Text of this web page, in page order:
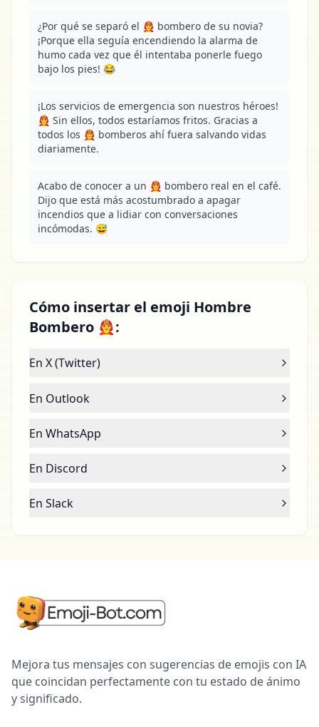
¿Por qué se separó el 👨‍🚒 bombero de su novia?
¡Porque ella seguía encendiendo la alarma de
humo cada vez que él intentaba ponerle fuego
bajo los pies! 😂
¡Los servicios de emergencia son nuestros héroes!
👨‍🚒 Sin ellos, todos estaríamos fritos. Gracias a
todos los 👨‍🚒 bomberos ahí fuera salvando vidas
diariamente.
Acabo de conocer a un 👨‍🚒 bombero real en el café.
Dijo que está más acostumbrado a apagar
incendios que a lidiar con conversaciones
incómodas. 😅
Cómo insertar el emoji Hombre
Bombero 👨‍🚒:
En X (Twitter)
En Outlook
En WhatsApp
En Discord
En Slack
Mejora tus mensajes con sugerencias de emojis con IA
que coincidan perfectamente con tu estado de ánimo
y significado.